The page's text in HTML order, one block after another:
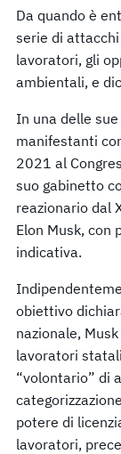
Da quando è
serie di
lavoratori, gli
ambientali, e
In una delle
manifestanti
2021 al
suo gabinetto
reazionario dal
Elon Musk, con
indicativa.
obiettivo
nazionale,
lavoratori
“volontario” di
potere di
lavoratori,